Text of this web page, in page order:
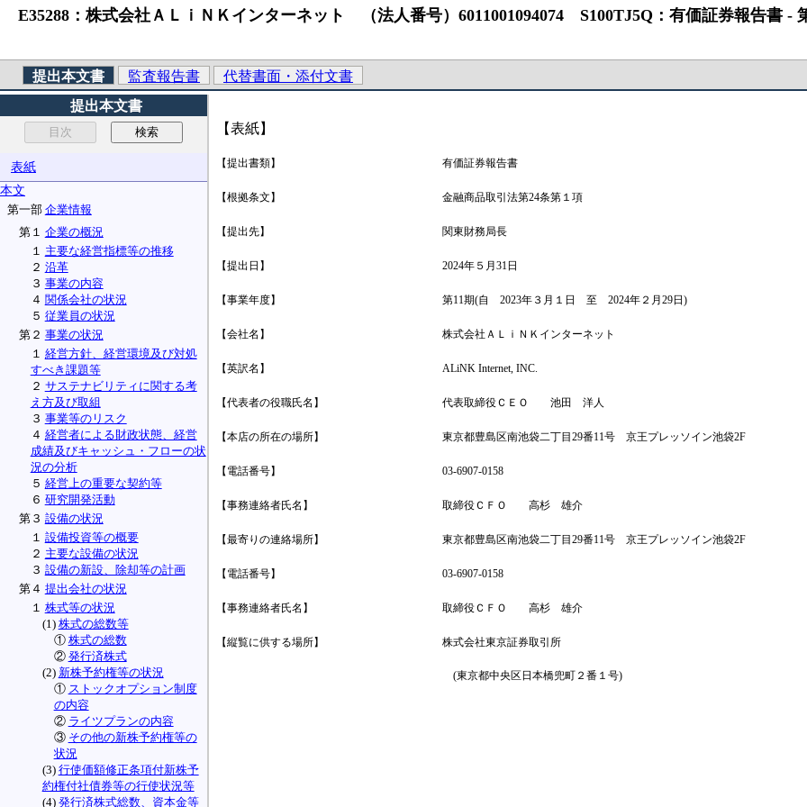
E35288：株式会社ＡＬｉＮＫインターネット （法人番号）6011001094074 S100TJ5Q：有価証券報告書 ‐ 第
提出本文書 監査報告書
代替書面・添付文書
提出本文書